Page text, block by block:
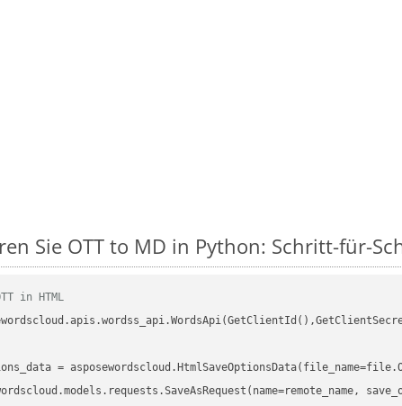
Sie OTT to MD in Python: Schritt-für-
in HTML
=